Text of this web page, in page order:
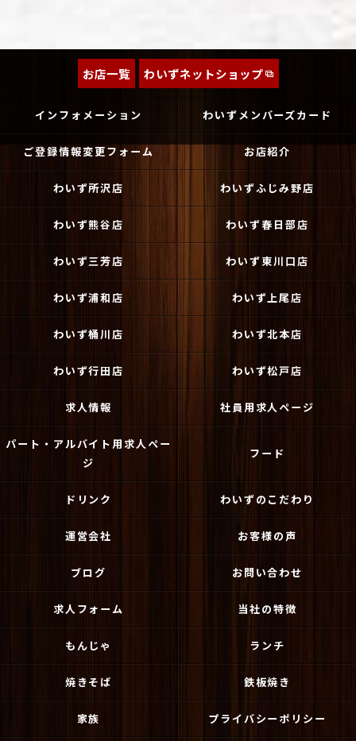
お店一覧 わいずネットショップ
インフォメーション わいずメンバーズカード
ご登録情報変更フォーム お店紹介
わいず所沢店 わいずふじみ野店
わいず熊谷店 わいず春日部店
わいず三芳店 わいず東川口店
わいず浦和店 わいず上尾店
わいず桶川店 わいず北本店
わいず行田店 わいず松戸店
求人情報 社員用求人ページ
パート・アルバイト用求人ペー
ジ
フード
ドリンク わいずのこだわり
運営会社 お客様の声
ブログ お問い合わせ
求人フォーム 当社の特徴
もんじゃ ランチ
焼きそば 鉄板焼き
家族 プライバシーポリシー